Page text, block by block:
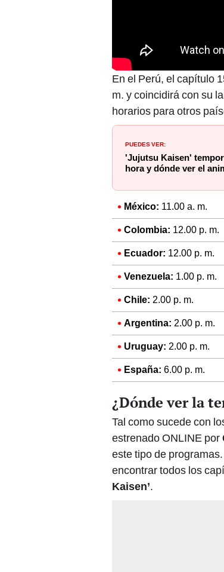
En el Perú, el capítulo
m. y coincidirá con su
horarios para otros
PUEDES VER:
'Jujutsu Kaisen'
hora y dónde ver el
México: 11.00 a. m.
Colombia: 12.00 p. m.
Ecuador: 12.00 p. m.
Venezuela: 1.00 p. m.
Chile: 2.00 p. m.
Argentina: 2.00 p. m.
Uruguay: 2.00 p. m.
España: 6.00 p. m.
¿Dónde ver la
Tal como sucede con
estrenado ONLINE por
este tipo de
encontrar todos los
Kaisen’.